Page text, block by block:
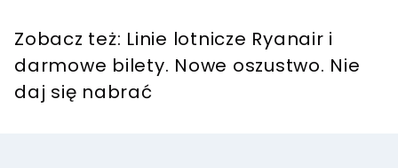
Zobacz też: Linie lotnicze Ryanair i
darmowe bilety. Nowe oszustwo. Nie
daj się nabrać